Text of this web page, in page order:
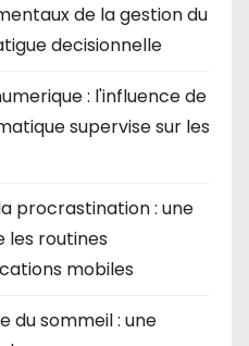
de la gestion du
decisionnelle
: l'influence de
supervise sur les
procrastination : une
routines
mobiles
du sommeil : une